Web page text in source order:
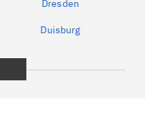
Dresden
Duisburg